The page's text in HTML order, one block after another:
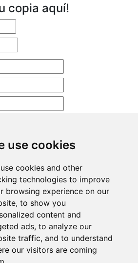
use cookies
cookies and other
technologies to improve
browsing experience on our
to show you
content and
ads, to analyze our
traffic, and to understand
our visitors are coming
copia aquí!
con mi dirección de correo
boletín de Globant con
valiosos y consejos útiles.
con laspolíticas de